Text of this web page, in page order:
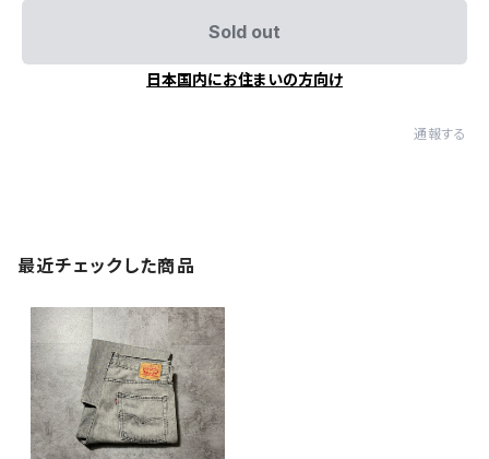
Sold out
日本国内にお住まいの方向け
通報する
最近チェックした商品